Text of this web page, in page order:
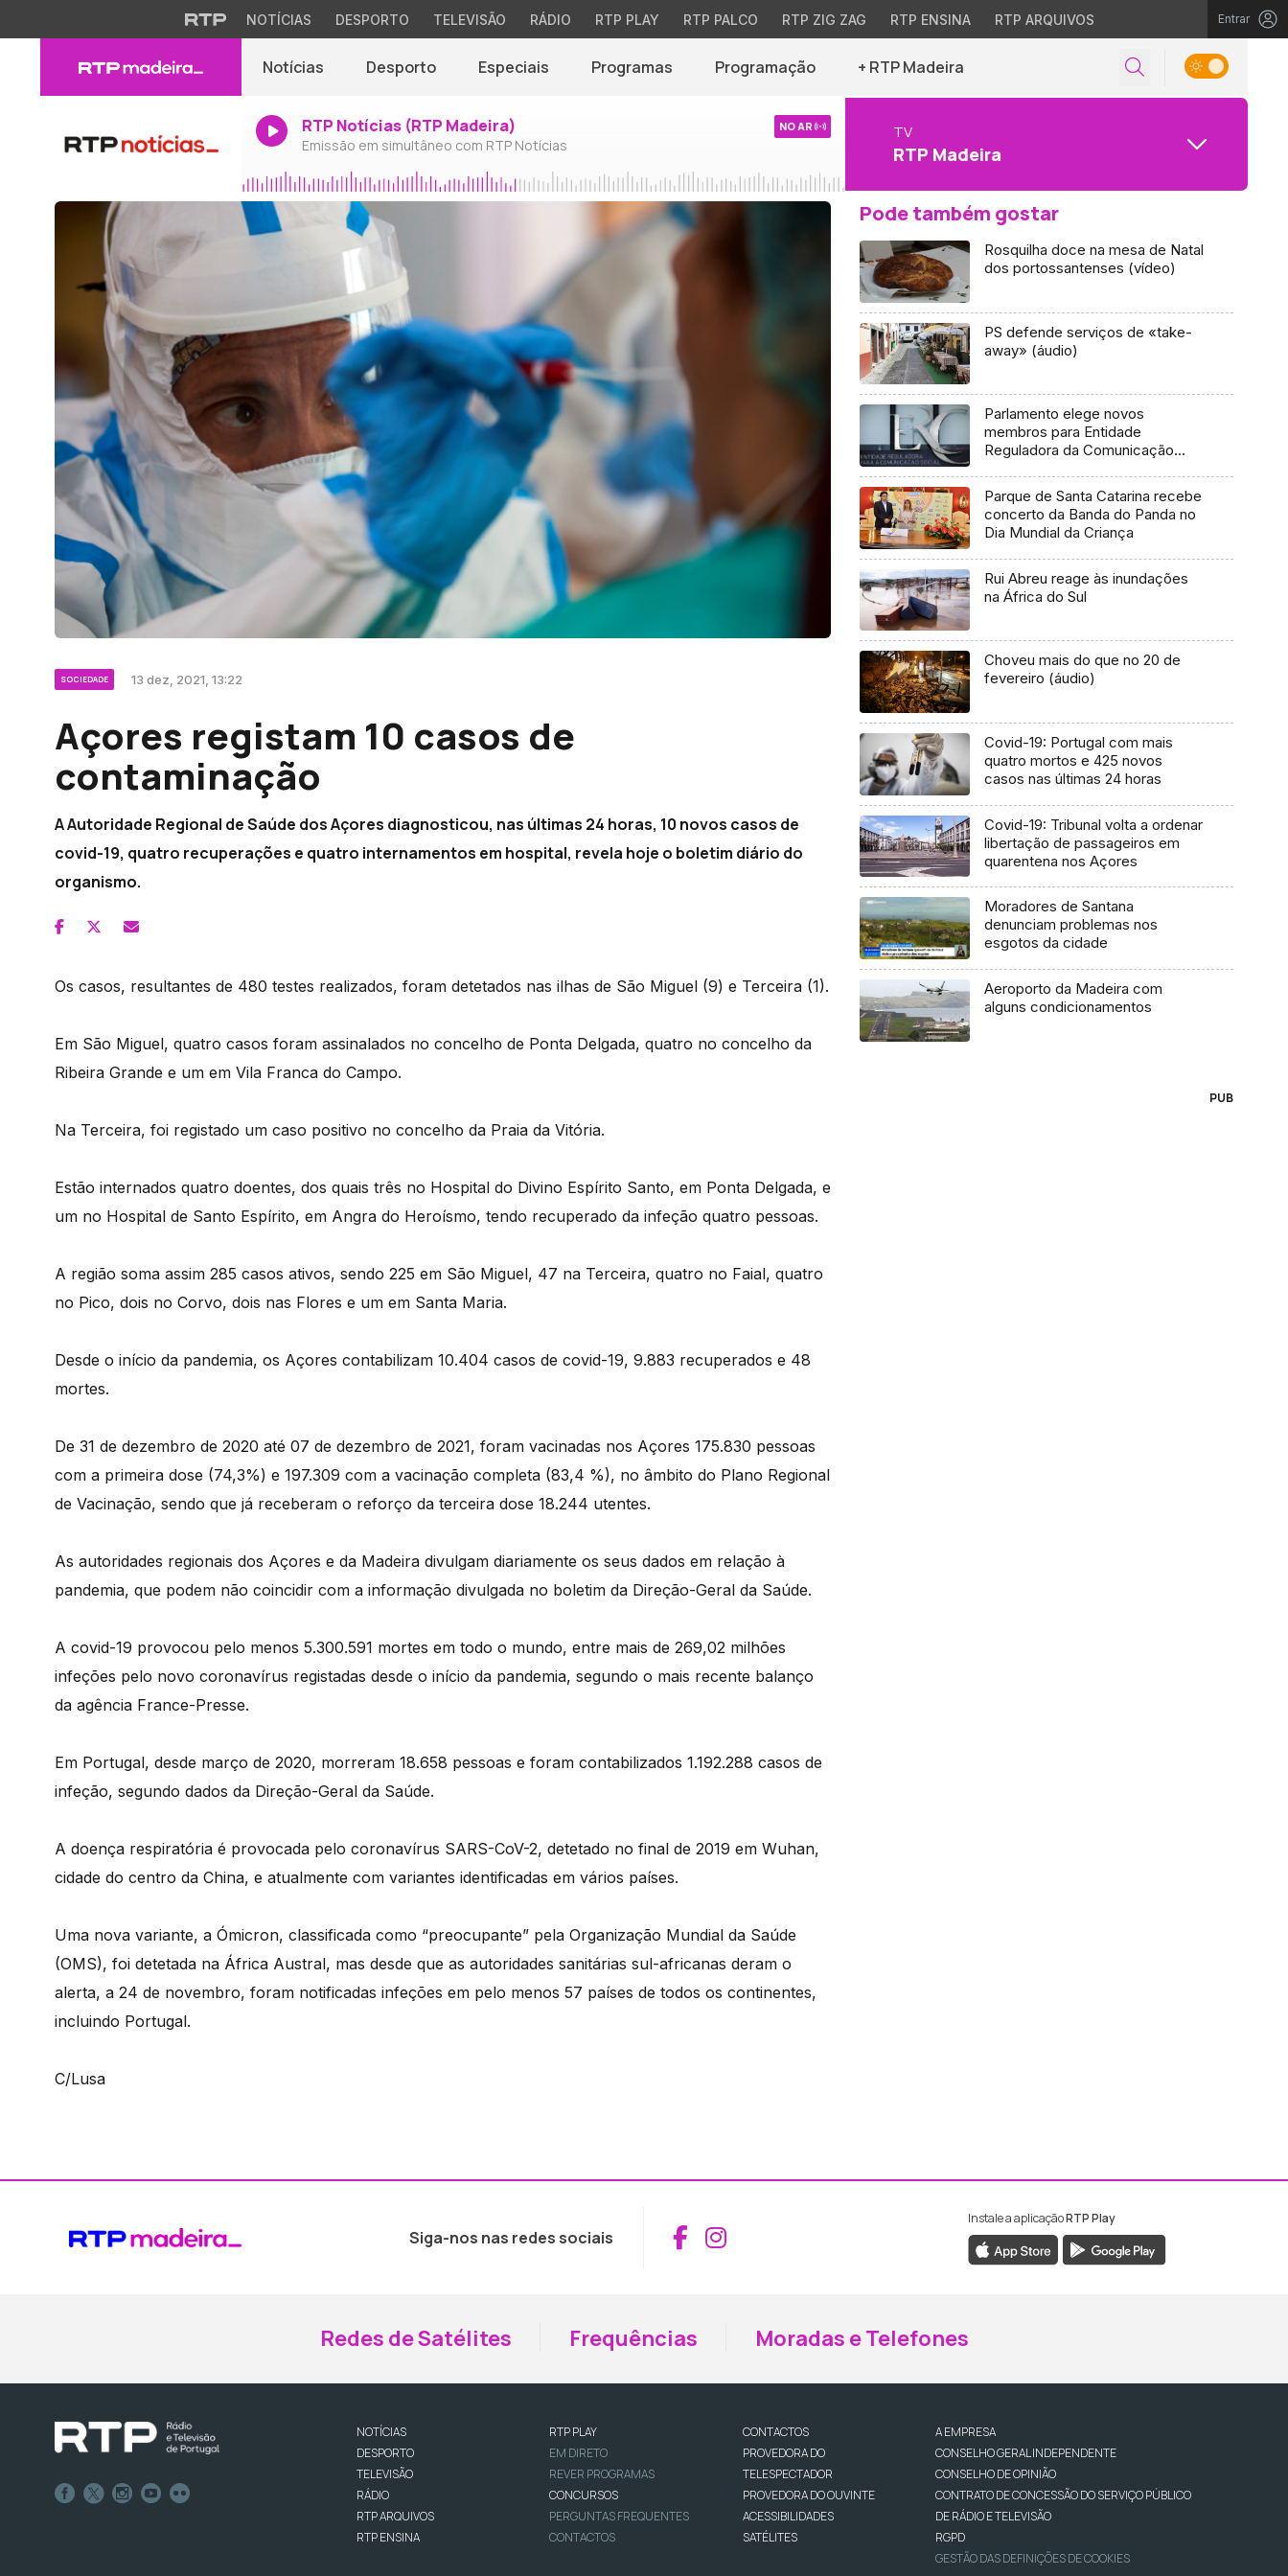
NOTÍCIAS DESPORTO TELEVISÃO RÁDIO RTP PLAY RTP PALCO RTP ZIG ZAG RTP ENSINA RTP ARQUIVOS Entrar
Notícias Desporto Especiais Programas Programação + RTP Madeira
RTP Notícias (RTP Madeira)
Emissão em simultâneo com RTP Notícias
NO AR TV
RTP Madeira
SOCIEDADE 13 dez, 2021, 13:22
Açores registam 10 casos de
contaminação
A Autoridade Regional de Saúde dos Açores diagnosticou, nas últimas 24 horas, 10 novos casos de
covid-19, quatro recuperações e quatro internamentos em hospital, revela hoje o boletim diário do
organismo.
Os casos, resultantes de 480 testes realizados, foram detetados nas ilhas de São Miguel (9) e Terceira (1).
Em São Miguel, quatro casos foram assinalados no concelho de Ponta Delgada, quatro no concelho da
Ribeira Grande e um em Vila Franca do Campo.
Na Terceira, foi registado um caso positivo no concelho da Praia da Vitória.
Estão internados quatro doentes, dos quais três no Hospital do Divino Espírito Santo, em Ponta Delgada, e
um no Hospital de Santo Espírito, em Angra do Heroísmo, tendo recuperado da infeção quatro pessoas.
A região soma assim 285 casos ativos, sendo 225 em São Miguel, 47 na Terceira, quatro no Faial, quatro
no Pico, dois no Corvo, dois nas Flores e um em Santa Maria.
Desde o início da pandemia, os Açores contabilizam 10.404 casos de covid-19, 9.883 recuperados e 48
mortes.
De 31 de dezembro de 2020 até 07 de dezembro de 2021, foram vacinadas nos Açores 175.830 pessoas
com a primeira dose (74,3%) e 197.309 com a vacinação completa (83,4 %), no âmbito do Plano Regional
de Vacinação, sendo que já receberam o reforço da terceira dose 18.244 utentes.
As autoridades regionais dos Açores e da Madeira divulgam diariamente os seus dados em relação à
pandemia, que podem não coincidir com a informação divulgada no boletim da Direção-Geral da Saúde.
A covid-19 provocou pelo menos 5.300.591 mortes em todo o mundo, entre mais de 269,02 milhões
infeções pelo novo coronavírus registadas desde o início da pandemia, segundo o mais recente balanço
da agência France-Presse.
Em Portugal, desde março de 2020, morreram 18.658 pessoas e foram contabilizados 1.192.288 casos de
infeção, segundo dados da Direção-Geral da Saúde.
A doença respiratória é provocada pelo coronavírus SARS-CoV-2, detetado no final de 2019 em Wuhan,
cidade do centro da China, e atualmente com variantes identificadas em vários países.
Uma nova variante, a Ómicron, classificada como “preocupante” pela Organização Mundial da Saúde
(OMS), foi detetada na África Austral, mas desde que as autoridades sanitárias sul-africanas deram o
alerta, a 24 de novembro, foram notificadas infeções em pelo menos 57 países de todos os continentes,
incluindo Portugal.
C/Lusa
Pode também gostar
Rosquilha doce na mesa de Natal
dos portossantenses (vídeo)
PS defende serviços de «take-
away» (áudio)
Parlamento elege novos
membros para Entidade
Reguladora da Comunicação
Parque de Santa Catarina recebe
concerto da Banda do Panda no
Dia Mundial da Criança
Rui Abreu reage às inundações
na África do Sul
Choveu mais do que no 20 de
fevereiro (áudio)
Covid-19: Portugal com mais
quatro mortos e 425 novos
casos nas últimas 24 horas
Covid-19: Tribunal volta a ordenar
libertação de passageiros em
quarentena nos Açores
Moradores de Santana
denunciam problemas nos
esgotos da cidade
Aeroporto da Madeira com
alguns condicionamentos
PUB
Siga-nos nas redes sociais Aceder ao Facebook da RTP Madeira
Aceder ao Instagram da RTP Madeira
Instale a aplicaçãoRTP Play
Redes de Satélites Frequências Moradas e Telefones
NOTÍCIAS
DESPORTO
TELEVISÃO
RÁDIO
RTP ARQUIVOS
RTP ENSINA
RTP PLAY
EM DIRETO
REVER PROGRAMAS
CONCURSOS
PERGUNTAS FREQUENTES
CONTACTOS
CONTACTOS
PROVEDORA DO
TELESPECTADOR
PROVEDORA DO OUVINTE
ACESSIBILIDADES
SATÉLITES
A EMPRESA
CONSELHO GERAL INDEPENDENTE
CONSELHO DE OPINIÃO
CONTRATO DE CONCESSÃO DO SERVIÇO PÚBLICO
DE RÁDIO E TELEVISÃO
RGPD
GESTÃO DAS DEFINIÇÕES DE COOKIES